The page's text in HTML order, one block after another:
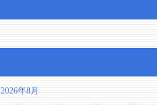
2026年8月